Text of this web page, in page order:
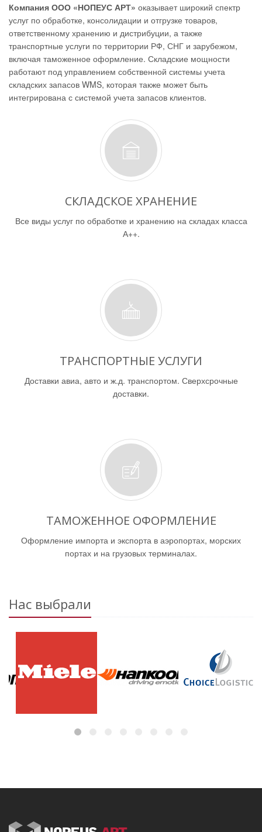
Компания ООО «НОПЕУС АРТ» оказывает широкий спектр
услуг по обработке, консолидации и отгрузке товаров,
ответственному хранению и дистрибуции, а также
транспортные услуги по территории РФ, СНГ и зарубежом,
включая таможенное оформление. Складские мощности
работают под управлением собственной системы учета
складских запасов WMS, которая также может быть
интегрирована с системой учета запасов клиентов.
СКЛАДСКОЕ ХРАНЕНИЕ
Все виды услуг по обработке и хранению на складах класса
А++.
ТРАНСПОРТНЫЕ УСЛУГИ
Доставки авиа, авто и ж.д. транспортом. Сверхсрочные
доставки.
ТАМОЖЕННОЕ ОФОРМЛЕНИЕ
Оформление импорта и экспорта в аэропортах, морских
портах и на грузовых терминалах.
Нас выбрали